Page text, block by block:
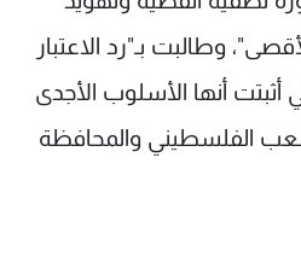
وطالبت بـ"رد الاعتبار
أثبتت أنها الأسلوب الأجدى
الفلسطيني والمحافظة